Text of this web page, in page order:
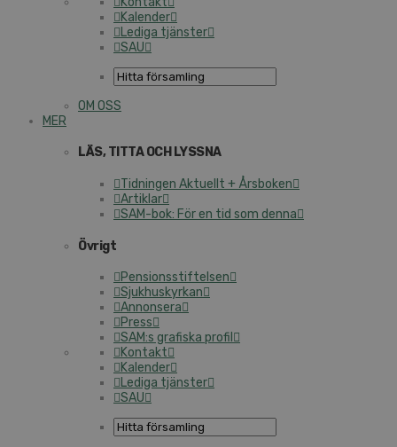
Kalender
Lediga tjänster
SAU
OM OSS
MER
LÄS, TITTA OCH LYSSNA
Tidningen Aktuellt + Årsboken
Artiklar
SAM-bok: För en tid som denna
Övrigt
Pensionsstiftelsen
Sjukhuskyrkan
Annonsera
Press
SAM:s grafiska profil
Kontakt
Kalender
Lediga tjänster
SAU